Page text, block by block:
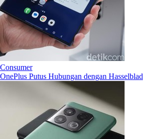
Consumer
OnePlus Putus Hubungan dengan Hasselblad